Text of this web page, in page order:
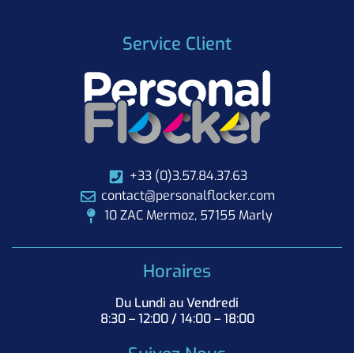
Service Client
+33 (0)3.57.84.37.63
contact@personalflocker.com
10 ZAC Mermoz, 57155 Marly
Horaires
Du Lundi au Vendredi
8:30 – 12:00 / 14:00 – 18:00